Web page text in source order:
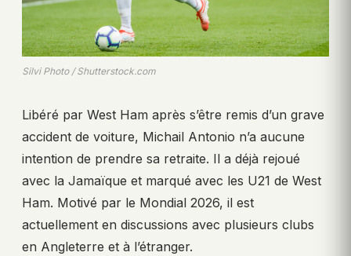
Silvi Photo / Shutterstock.com
Libéré par West Ham après s’être remis d’un grave
accident de voiture, Michail Antonio n’a aucune
intention de prendre sa retraite. Il a déjà rejoué
avec la Jamaïque et marqué avec les U21 de West
Ham. Motivé par le Mondial 2026, il est
actuellement en discussions avec plusieurs clubs
en Angleterre et à l’étranger.